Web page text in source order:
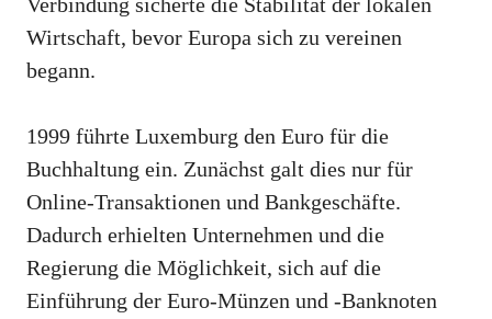
Wirtschaft, bevor Europa sich zu vereinen
begann.
1999 führte Luxemburg den Euro für die
Buchhaltung ein. Zunächst galt dies nur für
Online-Transaktionen und Bankgeschäfte.
Dadurch erhielten Unternehmen und die
Regierung die Möglichkeit, sich auf die
Einführung der Euro-Münzen und -Banknoten